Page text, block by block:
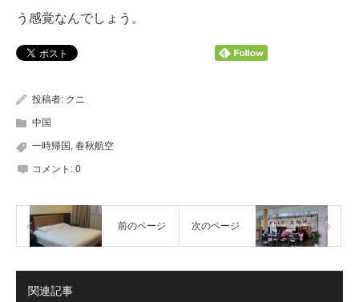
う感覚なんでしょう。
投稿者: クニ
中国
一時帰国 , 春秋航空
コメント: 0
前のページ 次のページ
関連記事